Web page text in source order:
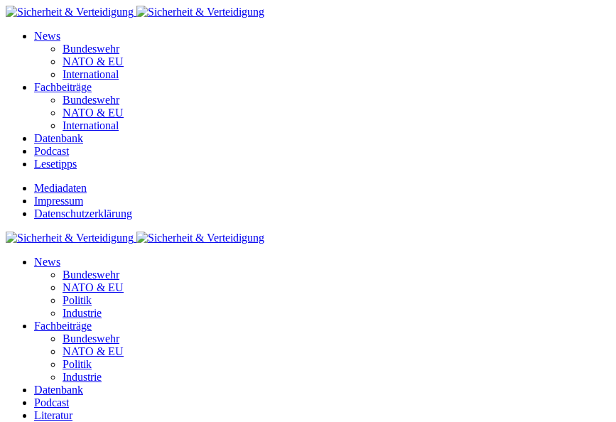
News
Bundeswehr
NATO & EU
International
Fachbeiträge
Bundeswehr
NATO & EU
International
Datenbank
Podcast
Lesetipps
Mediadaten
Impressum
Datenschutzerklärung
News
Bundeswehr
NATO & EU
Politik
Industrie
Fachbeiträge
Bundeswehr
NATO & EU
Politik
Industrie
Datenbank
Podcast
Literatur